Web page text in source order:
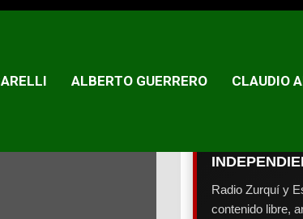
ALBERTO GUERRERO CLAUDIO
mociones absurdas
Radio Zurquí y
contenido libre,